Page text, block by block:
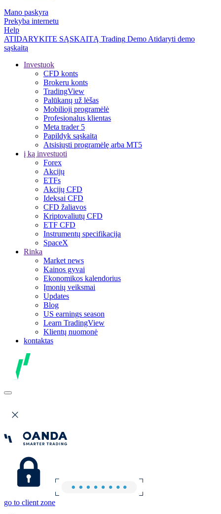
Mano paskyra
Prekyba internetu
Help
ATIDARYKITE SĄSKAITĄ Trading Demo Atidaryti demo
sąskaitą
Investuok
CFD konts
Brokeru konts
TradingView
Palūkanų už lėšas
Mobilioji programėlė
Profesionalus klientas
Meta trader 5
Papildyk sąskaitą
Atsisiųsti programėlę arba MT5
į ką investuoti
Forex
Akcijų
ETFs
Akcijų CFD
Ideksai CFD
CFD žaliavos
Kriptovaliutų CFD
ETF CFD
Instrumentų specifikacija
SpaceX
Rinka
Market news
Kainos gyvai
Ekonomikos kalendorius
Įmonių veiksmai
Updates
Blog
US earnings season
Learn TradingView
Klientų nuomonė
kontaktas
go to client zone